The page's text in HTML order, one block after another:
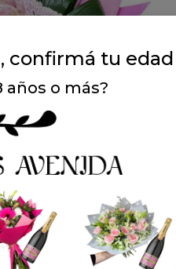
confirmá tu edad
años o más?